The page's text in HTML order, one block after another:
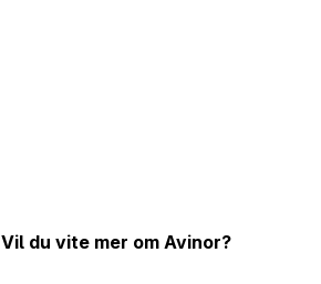
Vil du vite mer om Avinor?